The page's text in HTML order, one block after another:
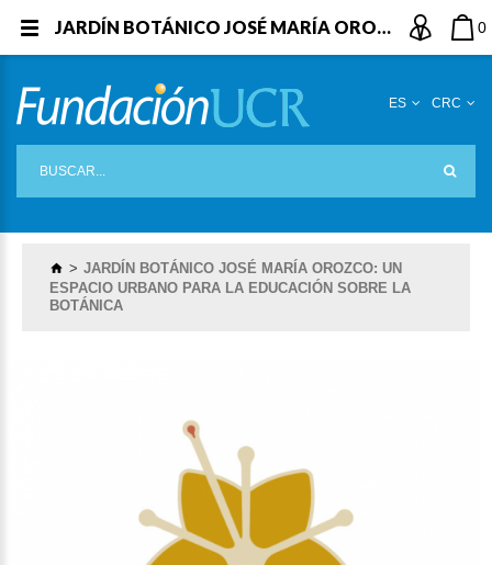
0
CRC
ES
JARDÍN BOTÁNICO JOSÉ MARÍA OROZCO: UN
ESPACIO URBANO PARA LA EDUCACIÓN SOBRE LA
BOTÁNICA
JARDÍN BOTÁNICO JOSÉ MARÍA OROZCO: UN ESPACIO URBANO PARA LA EDUCACIÓN SOBRE LA BOTÁNICA